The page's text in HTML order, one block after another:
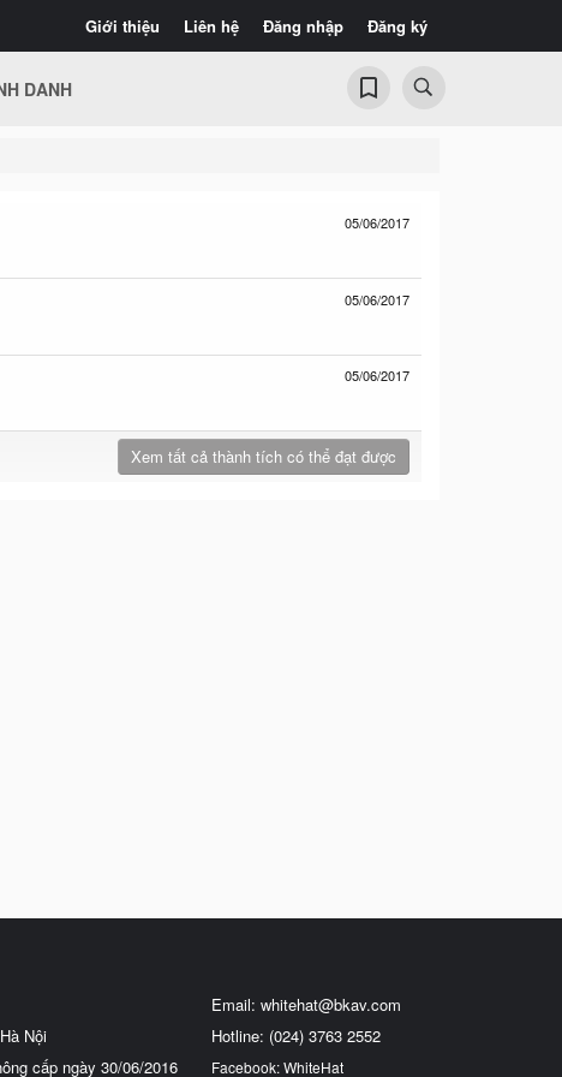
Giới thiệu Liên hệ Đăng nhập Đăng ký
DANH
05/06/2017
05/06/2017
05/06/2017
Xem tất cả thành tích có thể đạt được
Nội
cấp ngày 30/06/2016
Email: whitehat@bkav.com
Hotline: (024) 3763 2552
Facebook: WhiteHat